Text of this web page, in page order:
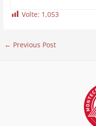
Volte: 1,053
← Previous Post